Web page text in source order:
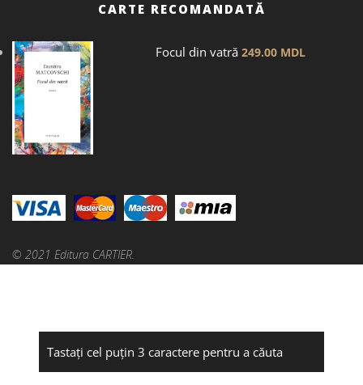
CARTE RECOMANDATĂ
Focul din vatră 249.00 MDL
© 2021 Editura CARTIER.